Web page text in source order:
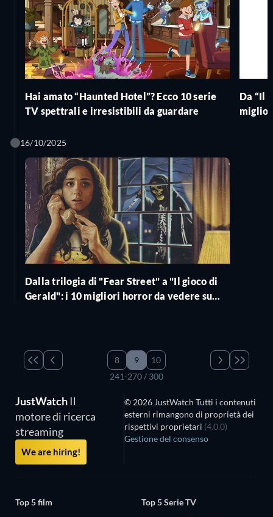
Hai amato “Haunted Hotel”? Ecco 10 serie
TV spettrali e irresistibili da guardare
Da “Il
16/10/2025
Dalla trilogia di "Fear Street" a "Il gioco di
Gerald": i 10 migliori horror da vedere su
8 9
10
241-270 / 300
JustWatch Il
motore di ricerca
streaming
We are hiring!
© 2026 JustWatch Tutti i contenuti
esterni rimangono di proprietà dei
rispettivi proprietari (4.0.0)
Gestione del consenso
Top 5 film
Top 5 Serie TV